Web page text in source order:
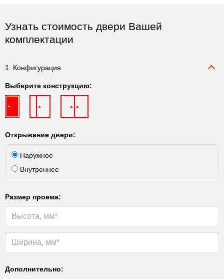
Узнать стоимость двери Вашей
комплектации
1. Конфигурация
Выберите конструкцию:
Открывание двери:
Наружное
Внутреннее
Размер проема:
Дополнительно: